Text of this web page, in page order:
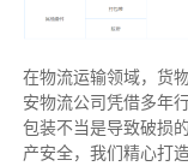
在物流运输领域，货
安物流公司凭借多年
包装不当是导致破损
产安全，我们精心打